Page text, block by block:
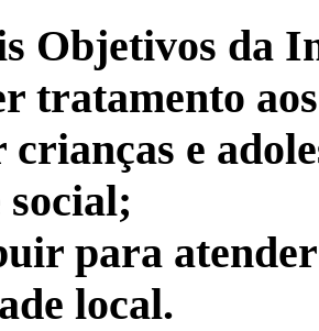
Objetivos da
tratamento
crianças e
social;
para atender
local.